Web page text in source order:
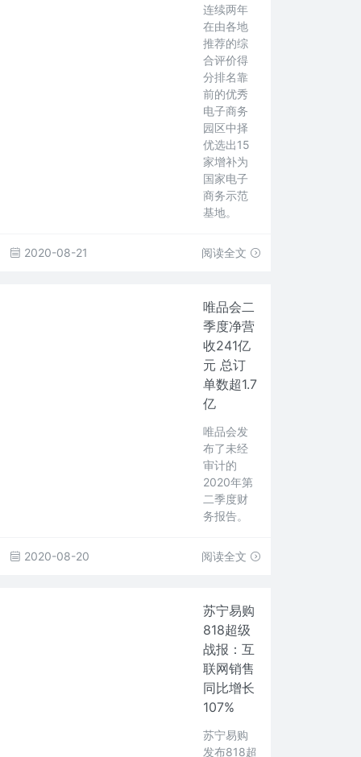
连续两年
在由各地
推荐的综
合评价得
分排名靠
前的优秀
电子商务
园区中择
优选出15
家增补为
国家电子
商务示范
基地。
2020-08-21 阅读全文
唯品会二
季度净营
收241亿
元 总订
单数超1.7
亿
唯品会发
布了未经
审计的
2020年第
二季度财
务报告。
2020-08-20 阅读全文
苏宁易购
818超级
战报：互
联网销售
同比增长
107%
苏宁易购
发布818超